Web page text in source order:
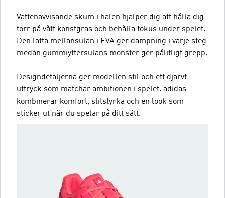
Vattenavvisande skum i hälen hjälper dig att hålla dig
torr på vått konstgräs och behålla fokus under spelet.
Den lätta mellansulan i EVA ger dämpning i varje steg
medan gummiyttersulans mönster ger pålitligt grepp.
Designdetaljerna ger modellen stil och ett djärvt
uttryck som matchar ambitionen i spelet. adidas
kombinerar komfort, slitstyrka och en look som
sticker ut när du spelar på ditt sätt.